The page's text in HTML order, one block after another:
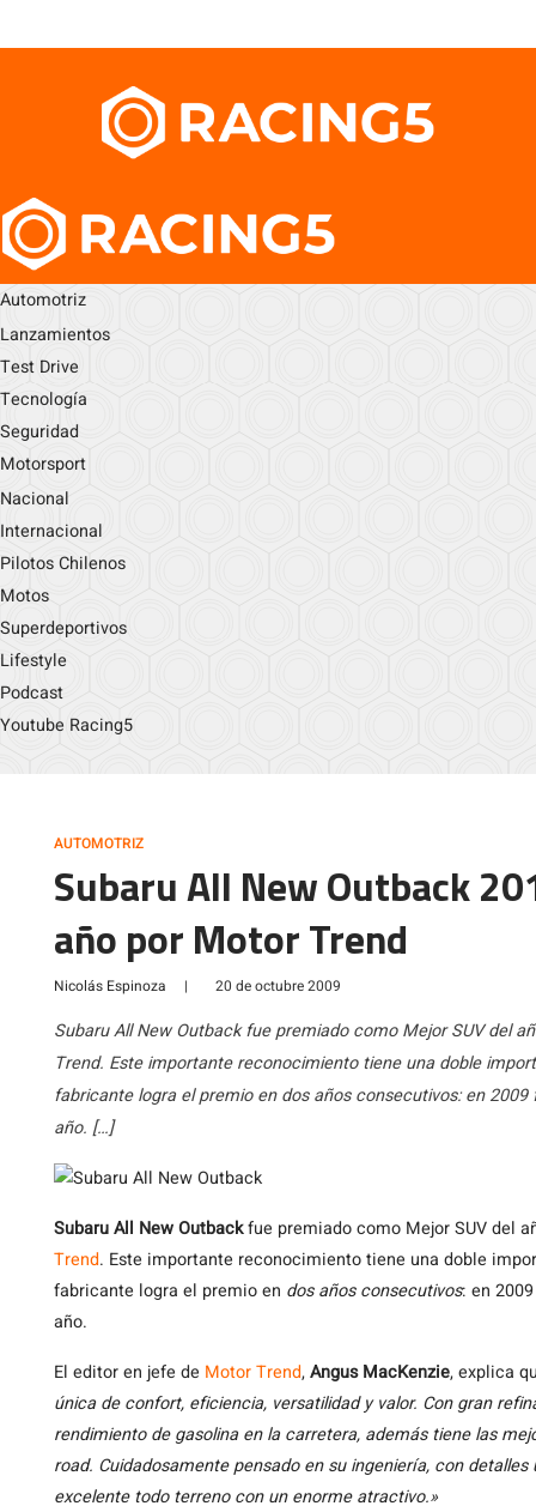
Automotriz
Lanzamientos
Test Drive
Tecnología
Seguridad
Motorsport
Nacional
Internacional
Pilotos Chilenos
Motos
Superdeportivos
Lifestyle
Podcast
Youtube Racing5
AUTOMOTRIZ
Subaru All New Outback
año por Motor Trend
Nicolás Espinoza | 20 de octubre 2009
Subaru All New Outback fue premiado como Mejor SUV del
Trend. Este importante reconocimiento tiene una doble
fabricante logra el premio en dos años consecutivos: en
año. […]
SubaruAll New Outbackfue premiado como Mejor SUV del
Trend. Este importante reconocimiento tiene una doble
fabricante logra el premio en dos años consecutivos: en
año.
El editor en jefe de Motor Trend,Angus MacKenzie, explica
única de confort, eficiencia, versatilidad y valor. Con gran
rendimiento de gasolina en la carretera, además tiene las
road. Cuidadosamente pensado en su ingeniería, con
excelente todo terreno con un enorme atractivo.»